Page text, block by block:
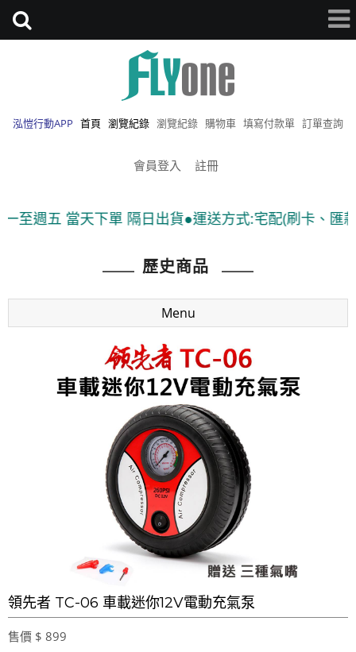
泓愷行動APP 首頁 瀏覽紀錄 瀏覽紀錄 購物車 填寫付款單 訂單查詢
會員登入 註冊
天下單 隔日出貨●運送方式:宅配(刷卡、匯款)、7-11
歷史商品
Menu
領先者 TC-06 車載迷你12V電動充氣泵
售價 $ 899